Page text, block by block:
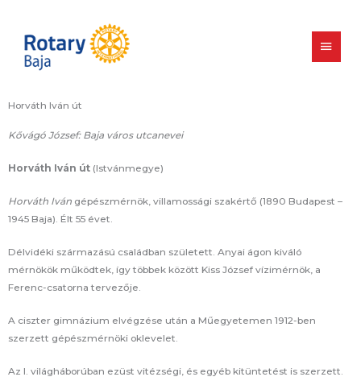
content
Horváth Iván út
Kővágó József: Baja város utcanevei
Horváth Iván út (Istvánmegye)
Horváth Iván gépészmérnök, villamossági szakértő (1890 Budapest –
1945 Baja). Élt 55 évet.
Délvidéki származású családban született. Anyai ágon kiváló
mérnökök működtek, így többek között Kiss József vízimérnök, a
Ferenc-csatorna tervezője.
A ciszter gimnázium elvégzése után a Műegyetemen 1912-ben
szerzett gépészmérnöki oklevelet.
Az I. világháborúban ezüst vitézségi, és egyéb kitüntetést is szerzett.